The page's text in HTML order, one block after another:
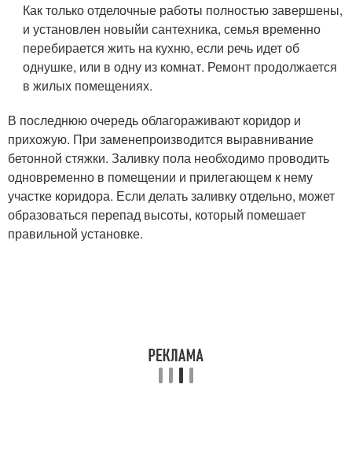
Как только отделочные работы полностью завершены,
и установлен новыйи сантехника, семья временно
перебирается жить на кухню, если речь идет об
однушке, или в одну из комнат. Ремонт продолжается
в жилых помещениях.
В последнюю очередь облагораживают коридор и
прихожую. При заменепроизводится выравнивание
бетонной стяжки. Заливку пола необходимо проводить
одновременно в помещении и прилегающем к нему
участке коридора. Если делать заливку отдельно, может
образоваться перепад высоты, который помешает
правильной установке.